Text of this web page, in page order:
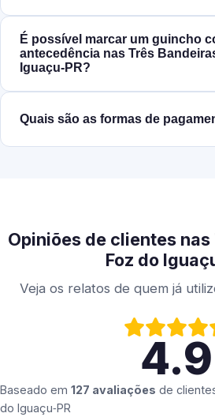
É possível marcar um guincho
antecedência nas Três
Iguaçu‑PR?
Quais são as formas de
Opiniões de clientes
Foz do
Veja os relatos de quem já
4.9
Baseado em 127 avaliações de
do Iguaçu‑PR